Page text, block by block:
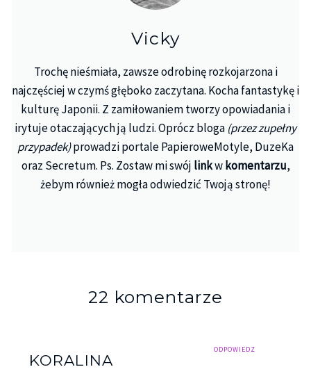
Vicky
Trochę nieśmiała, zawsze odrobinę rozkojarzona i
najczęściej w czymś głęboko zaczytana. Kocha fantastykę i
kulturę Japonii. Z zamiłowaniem tworzy opowiadania i
irytuje otaczających ją ludzi. Oprócz bloga (przez zupełny
przypadek)prowadzi portale PapieroweMotyle, DuzeKa
oraz Secretum. Ps. Zostaw mi swój linkwkomentarzu,
żebym również mogła odwiedzić Twoją stronę!
22 komentarze
ODPOWIEDZ
KORALINA